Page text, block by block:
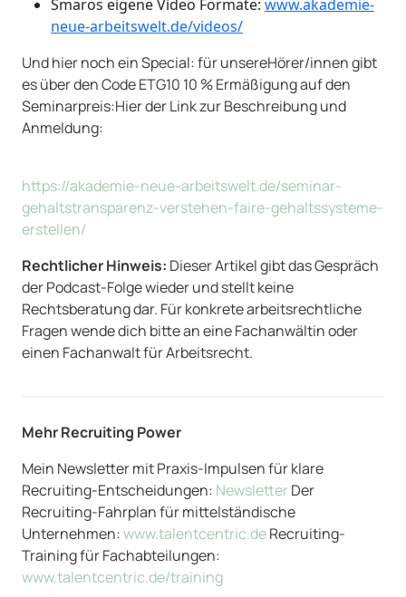
Smaros eigene Video Formate: www.akademie-
neue-arbeitswelt.de/videos/
Und hier noch ein Special: für unsereHörer/innen gibt
es über den Code ETG10 10 % Ermäßigung auf den
Seminarpreis:Hier der Link zur Beschreibung und
Anmeldung:
https://akademie-neue-arbeitswelt.de/seminar-
gehaltstransparenz-verstehen-faire-gehaltssysteme-
erstellen/
Rechtlicher Hinweis: Dieser Artikel gibt das Gespräch
der Podcast-Folge wieder und stellt keine
Rechtsberatung dar. Für konkrete arbeitsrechtliche
Fragen wende dich bitte an eine Fachanwältin oder
einen Fachanwalt für Arbeitsrecht.
Mehr Recruiting Power
Mein Newsletter mit Praxis-Impulsen für klare
Recruiting-Entscheidungen: Newsletter Der
Recruiting-Fahrplan für mittelständische
Unternehmen:www.talentcentric.deRecruiting-
Training für Fachabteilungen:
www.talentcentric.de/training